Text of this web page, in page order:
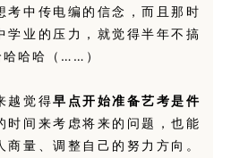
考中传电编的信念，而且那时
学业的压力，就觉得半年不搞
哈哈哈（……）
越觉得早点开始准备艺考是件
时间来考虑将来的问题，也能
商量、调整自己的努力方向。